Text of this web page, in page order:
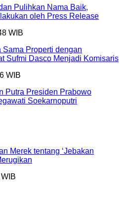
Pulihkan Nama Baik,
oleh Press Release
WIB
Properti dengan
Sufmi Dasco Menjadi Komisaris
WIB
Putra Presiden Prabowo
Soekarnoputri
Merek tentang ‘Jebakan